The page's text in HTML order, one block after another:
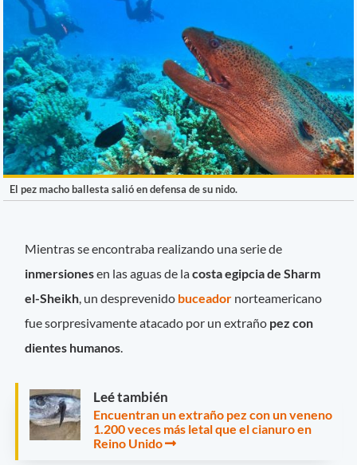
El pez macho ballesta salió en defensa de su nido.
Mientras se encontraba realizando una serie de
inmersionesen las aguas de lacosta egipcia de Sharm
el-Sheikh , un desprevenido buceador norteamericano
fue sorpresivamente atacado por un extraño pez con
dientes humanos
Leé también
Encuentran un extraño pez con un veneno
1.200 veces más letal que el cianuro en
Reino Unido